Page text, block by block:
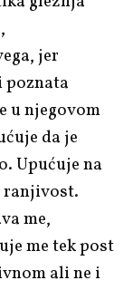
jer
poznata
u njegovom
da je
Upućuje na
ranjivost.
me,
me tek post
ali ne i